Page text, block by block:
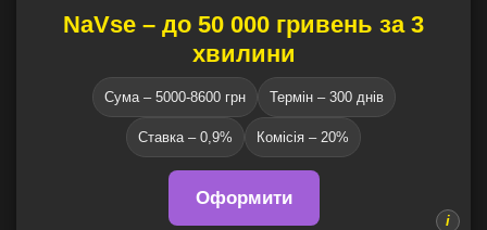
NaVse – до 50 000 гривень за 3
хвилини
Сума – 5000-8600 грн Термін – 300 днів
Ставка – 0,9% Комісія – 20%
Оформити